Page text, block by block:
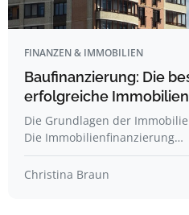
FINANZEN & IMMOBILIEN
Baufinanzierung: Die
erfolgreiche
Die Grundlagen der
Die Immobilienfinanzierung…
Christina Braun